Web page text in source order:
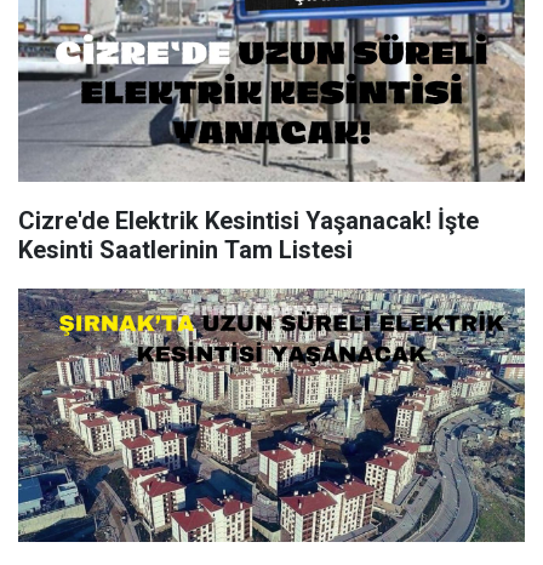
Cizre'de Elektrik Kesintisi Yaşanacak! İşte
Kesinti Saatlerinin Tam Listesi